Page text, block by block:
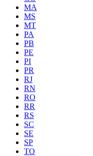
MA
MS
MT
PA
PB
PE
PI
PR
RJ
RN
RO
RR
RS
SC
SE
SP
TO